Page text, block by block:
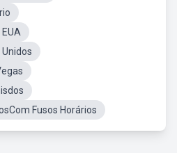
Fusos Horários